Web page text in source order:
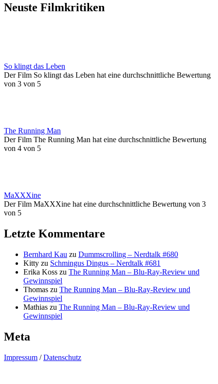
Neuste Filmkritiken
So klingt das Leben
Der Film So klingt das Leben hat eine durchschnittliche Bewertung
von 3 von 5
The Running Man
Der Film The Running Man hat eine durchschnittliche Bewertung
von 4 von 5
MaXXXine
Der Film MaXXXine hat eine durchschnittliche Bewertung von 3
von 5
Letzte Kommentare
Bernhard Kau zu Dummscrolling – Nerdtalk #680
Kitty zu Schmingus Dingus – Nerdtalk #681
Erika Koss zu The Running Man – Blu-Ray-Review und
Gewinnspiel
Thomas zu The Running Man – Blu-Ray-Review und
Gewinnspiel
Mathias zu The Running Man – Blu-Ray-Review und
Gewinnspiel
Meta
Impressum /Datenschutz